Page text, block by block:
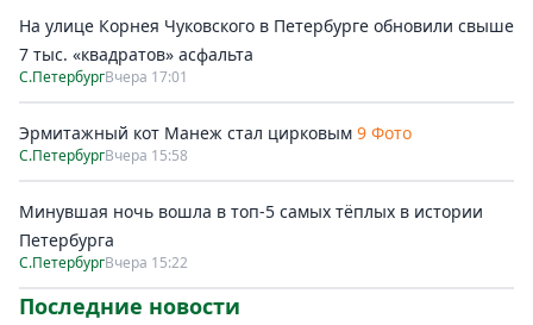
На улице Корнея Чуковского в Петербурге обновили свыше
7 тыс. «квадратов» асфальта
С.ПетербургВчера 17:01
Эрмитажный кот Манеж стал цирковым 9 Фото
С.ПетербургВчера 15:58
Минувшая ночь вошла в топ-5 самых тёплых в истории
Петербурга
С.ПетербургВчера 15:22
Последние новости